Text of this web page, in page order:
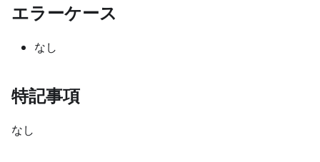
エラーケース
なし
特記事項
なし